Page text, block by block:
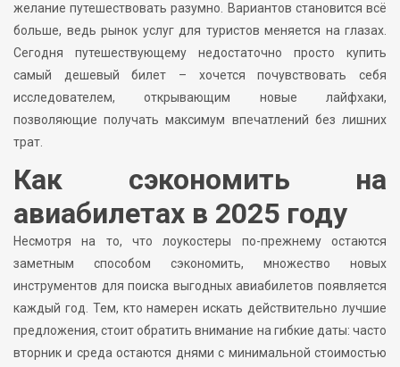
желание путешествовать разумно. Вариантов становится всё
больше, ведь рынок услуг для туристов меняется на глазах.
Сегодня путешествующему недостаточно просто купить
самый дешевый билет – хочется почувствовать себя
исследователем, открывающим новые лайфхаки,
позволяющие получать максимум впечатлений без лишних
трат.
Как сэкономить на
авиабилетах в 2025 году
Несмотря на то, что лоукостеры по-прежнему остаются
заметным способом сэкономить, множество новых
инструментов для поиска выгодных авиабилетов появляется
каждый год. Тем, кто намерен искать действительно лучшие
предложения, стоит обратить внимание на гибкие даты: часто
вторник и среда остаются днями с минимальной стоимостью